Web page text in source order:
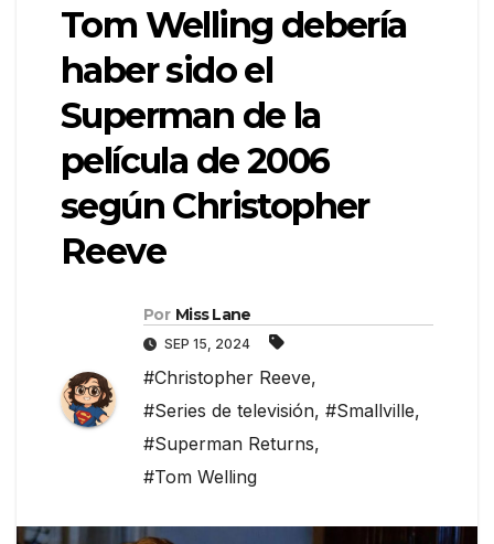
Tom Welling debería
haber sido el
Superman de la
película de 2006
según Christopher
Reeve
Por Miss Lane
SEP 15, 2024
#Christopher Reeve,
#Series de televisión, #Smallville,
#Superman Returns,
#Tom Welling